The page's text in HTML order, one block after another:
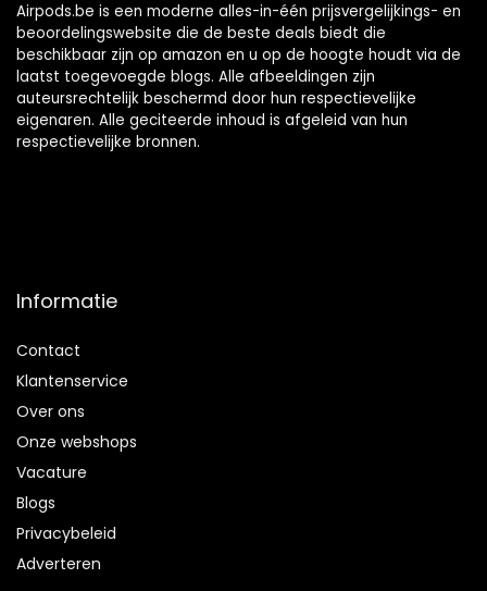
Airpods.be is een moderne alles-in-één prijsvergelijkings- en
beoordelingswebsite die de beste deals biedt die
beschikbaar zijn op amazon en u op de hoogte houdt via de
laatst toegevoegde blogs. Alle afbeeldingen zijn
auteursrechtelijk beschermd door hun respectievelijke
eigenaren. Alle geciteerde inhoud is afgeleid van hun
respectievelijke bronnen.
Informatie
Contact
Klantenservice
Over ons
Onze webshops
Vacature
Blogs
Privacybeleid
Adverteren